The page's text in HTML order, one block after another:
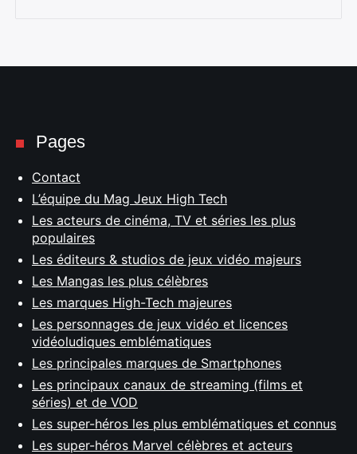
Pages
Contact
L’équipe du Mag Jeux High Tech
Les acteurs de cinéma, TV et séries les plus
populaires
Les éditeurs & studios de jeux vidéo majeurs
Les Mangas les plus célèbres
Les marques High-Tech majeures
Les personnages de jeux vidéo et licences
vidéoludiques emblématiques
Les principales marques de Smartphones
Les principaux canaux de streaming (films et
séries) et de VOD
Les super-héros les plus emblématiques et connus
Les super-héros Marvel célèbres et acteurs